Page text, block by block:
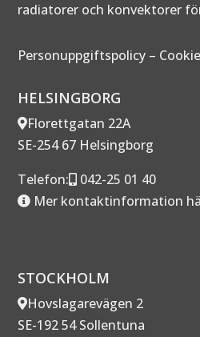
radiatorer och konvektorer
Personuppgiftspolicy –
HELSINGBORG
Florettgatan 22A
SE-254 67 Helsingborg
Telefon:
042-25 01 40
Mer kontaktinformation
STOCKHOLM
Hovslagarevägen 2
SE-192 54 Sollentuna